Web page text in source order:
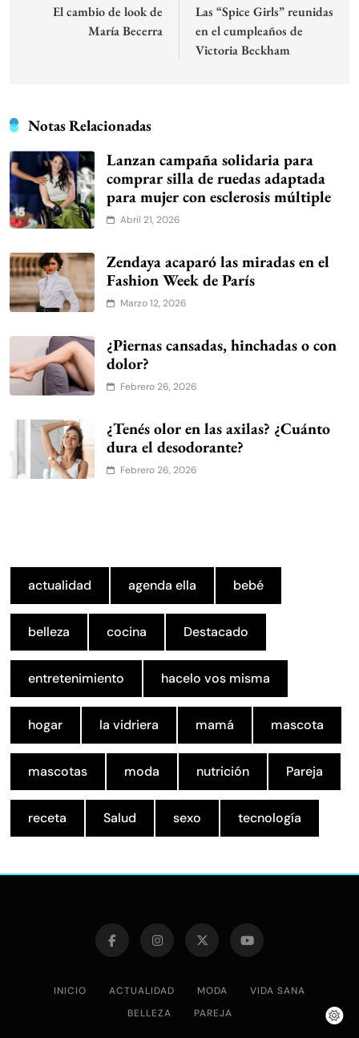
entradas
El cambio de look de
María Becerra
Las “Spice Girls” reunidas
en el cumpleaños de
Victoria Beckham
Notas Relacionadas
Lanzan campaña solidaria para
comprar silla de ruedas adaptada
para mujer con esclerosis múltiple
Abril 21, 2026
Zendaya acaparó las miradas en el
Fashion Week de París
Marzo 12, 2026
¿Piernas cansadas, hinchadas o con
dolor?
Febrero 26, 2026
¿Tenés olor en las axilas? ¿Cuánto
dura el desodorante?
Febrero 26, 2026
actualidad agenda ella bebé
belleza cocina Destacado
entretenimiento hacelo vos misma
hogar la vidriera mamá mascota
mascotas moda nutrición Pareja
receta Salud sexo tecnología
INICIO ACTUALIDAD MODA
VIDA SANA
BELLEZA
PAREJA